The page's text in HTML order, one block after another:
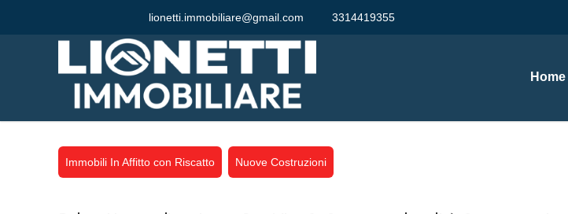
lionetti.immobiliare@gmail.com 3314419355
Home
Immobili In Affitto con Riscatto Nuove Costruzioni